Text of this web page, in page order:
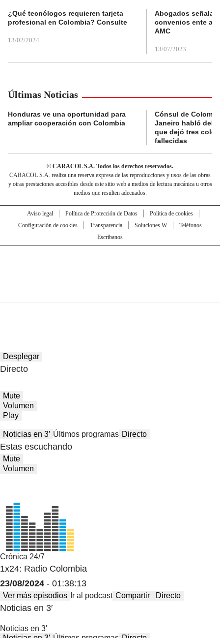
¿Qué tecnólogos requieren tarjeta
profesional en Colombia? Consulte
13/02/2024
Abogados
convenios ente
AMC
13/07/2023
Últimas Noticias
Honduras ve una oportunidad para
ampliar cooperación con Colombia
Cónsul de
Janeiro habló del
que dejó tres
fallecidas
© CARACOL S.A. Todos los derechos reservados.
CARACOL S.A. realiza una reserva expresa de las reproducciones y usos de las obras
y otras prestaciones accesibles desde este sitio web a medios de lectura mecánica u otros
medios que resulten adecuados.
Aviso legal Política de Protección de Datos
Política de cookies
Configuración de cookies
Transparencia Soluciones W
Teléfonos
Escríbanos
Desplegar
Directo
Mute
Volumen
Play
Noticias en 3′ Últimos programas Directo
Estas escuchando
Mute
Volumen
Crónica 24/7
1x24: Radio Colombia
23/08/2024 - 01:38:13
Ver más episodios Ir al podcast Compartir Directo
Noticias en 3′
Noticias en 3′